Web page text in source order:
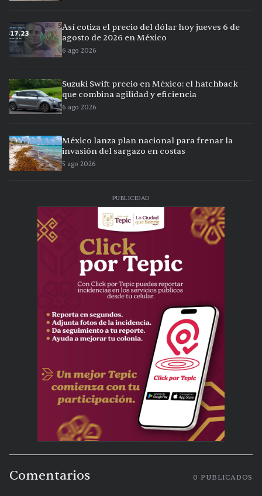
Así cotiza el precio del dólar hoy jueves 6 de
agosto de 2026 en México
6 ago 2026
Suzuki Swift precio en México: el hatchback
que combina agilidad y eficiencia
6 ago 2026
México lanza plan nacional para frenar la
invasión del sargazo en costas
5 ago 2026
PUBLICIDAD
Comentarios 0 PUBLICADOS